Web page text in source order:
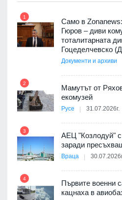
1
Само в
Гюров – диви
тоталитарната
Гоцеделчевско
Документи и архиви
2
Мамутът от
екомузей
Русе 31.07.2026г.
3
АЕЦ "Козлодуй"
заради
Враца
4
Първите военни
кацнаха в